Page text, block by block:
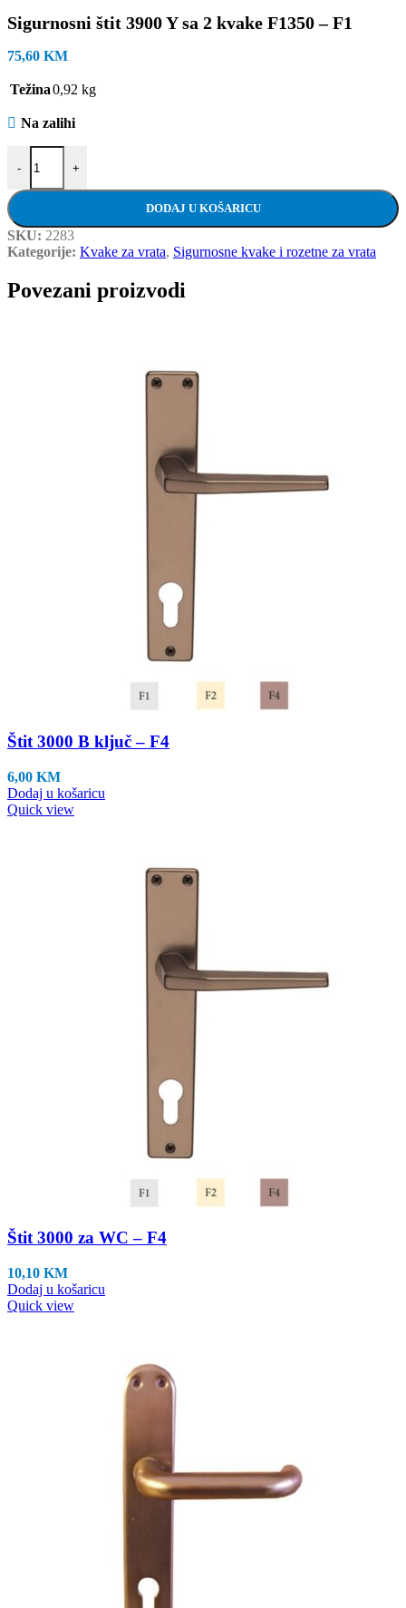
Sigurnosni štit 3900 Y sa 2 kvake F1350 – F1
75,60 KM
Težina0,92 kg
Na zalihi
-
Sigurnosni štit 3900 Y sa 2 kvake F1350 - F1 količina
+
DODAJ U KOŠARICU
SKU: 2283
Kategorije: Kvake za vrata, Sigurnosne kvake i rozetne za vrata
Povezani proizvodi
Štit 3000 B ključ – F4
6,00 KM
Dodaj u košaricu
Quick view
Štit 3000 za WC – F4
10,10 KM
Dodaj u košaricu
Quick view